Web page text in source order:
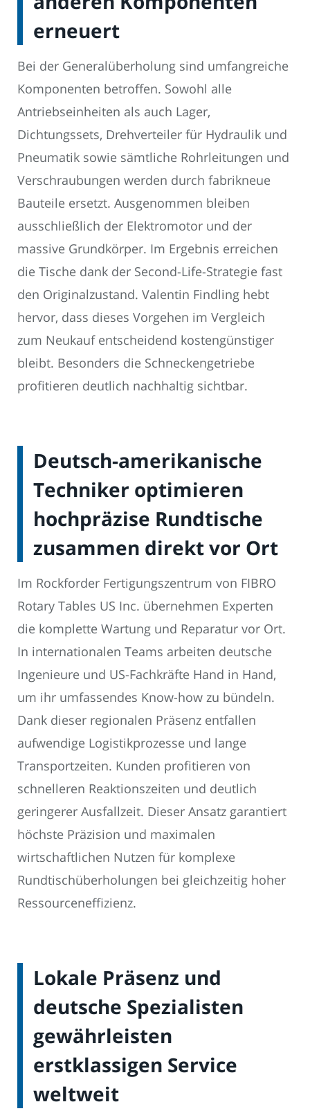
erneuert
Bei der Generalüberholung sind umfangreiche
Komponenten betroffen. Sowohl alle
Antriebseinheiten als auch Lager,
Dichtungssets, Drehverteiler für Hydraulik und
Pneumatik sowie sämtliche Rohrleitungen und
Verschraubungen werden durch fabrikneue
Bauteile ersetzt. Ausgenommen bleiben
ausschließlich der Elektromotor und der
massive Grundkörper. Im Ergebnis erreichen
die Tische dank der Second-Life-Strategie fast
den Originalzustand. Valentin Findling hebt
hervor, dass dieses Vorgehen im Vergleich
zum Neukauf entscheidend kostengünstiger
bleibt. Besonders die Schneckengetriebe
profitieren deutlich nachhaltig sichtbar.
Deutsch-amerikanische
Techniker optimieren
hochpräzise Rundtische
zusammen direkt vor Ort
Im Rockforder Fertigungszentrum von FIBRO
Rotary Tables US Inc. übernehmen Experten
die komplette Wartung und Reparatur vor Ort.
In internationalen Teams arbeiten deutsche
Ingenieure und US-Fachkräfte Hand in Hand,
um ihr umfassendes Know-how zu bündeln.
Dank dieser regionalen Präsenz entfallen
aufwendige Logistikprozesse und lange
Transportzeiten. Kunden profitieren von
schnelleren Reaktionszeiten und deutlich
geringerer Ausfallzeit. Dieser Ansatz garantiert
höchste Präzision und maximalen
wirtschaftlichen Nutzen für komplexe
Rundtischüberholungen bei gleichzeitig hoher
Ressourceneffizienz.
Lokale Präsenz und
deutsche Spezialisten
gewährleisten
erstklassigen Service
weltweit